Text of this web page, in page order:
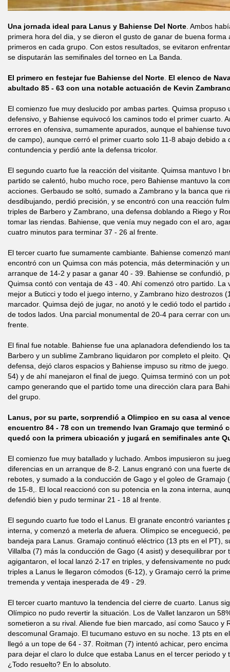
Una jornada ideal para Lanus y Bahiense Del Norte . Ambos
primera hora del dia, y se dieron el gusto de ganar de buena forma
primeros en cada grupo. Con estos resultados, se evitaron
se disputarán las semifinales del torneo en La Banda.
El primero en festejar fue Bahiense del Norte El elenco de
abultado 85 - 63 con una notable actuación de Kevin
El comienzo fue muy deslucido por ambas partes. Quimsa propuso
defensivo, y Bahiense equivocó los caminos todo el primer cuarto.
errores en ofensiva, sumamente apurados, aunque el bahiense
de campo), aunque cerró el primer cuarto solo 11-8 abajo debido a
contundencia y perdió ante la defensa tricolor.
El segundo cuarto fue la reacción del visitante. Quimsa mantuvo l
partido se calentó, hubo mucho roce, pero Bahiense mantuvo la
acciones. Gerbaudo se soltó, sumado a Zambrano y la banca que
desdibujando, perdió precisión, y se encontró con una reacción
triples de Barbero y Zambrano, una defensa doblando a Riego y
tomar las riendas. Bahiense, que venía muy negado con el aro,
cuatro minutos para terminar 37 - 26 al frente.
El tercer cuarto fue sumamente cambiante. Bahiense comenzó
encontró con un Quimsa con más potencia, más determinación y
arranque de 14-2 y pasar a ganar 40 - 39. Bahiense se confundió,
Quimsa contó con ventaja de 43 - 40. Ahí comenzó otro partido. La
mejor a Buticci y todo el juego interno, y Zambrano hizo destrozos
marcador. Quimsa dejó de jugar, no anotó y le cedió todo el
de todos lados. Una parcial monumental de 20-4 para cerrar con
frente.
El final fue notable. Bahiense fue una aplanadora defendiendo los
Barbero y un sublime Zambrano liquidaron por completo el pleito.
defensa, dejó claros espacios y Bahiense impuso su ritmo de
54) y de ahí manejaron el final de juego. Quimsa terminó con un
campo generando que el partido tome una dirección clara para
del grupo.
Lanus, por su parte, sorprendió a Olimpico en su casa al
encuentro 84 - 78 con un tremendo Ivan Gramajo que terminó
quedó con la primera ubicación y jugará en semifinales ante
El comienzo fue muy batallado y luchado. Ambos impusieron su
diferencias en un arranque de 8-2. Lanus engranó con una fuerte
rebotes, y sumado a la conducción de Gago y el goleo de Gramajo
de 15-8,. El local reaccionó con su potencia en la zona interna,
defendió bien y pudo terminar 21 - 18 al frente.
El segundo cuarto fue todo el Lanus. El granate encontró variantes
interna, y comenzó a meterla de afuera. Olímpico se encegueció,
bandeja para Lanus. Gramajo continuó eléctrico (13 pts en el PT),
Villalba (7) más la conducción de Gago (4 asist) y desequilibrar por
agigantaron, el local lanzó 2-17 en triples, y defensivamente no
triples a Lanus le llegaron cómodos (6-12), y Gramajo cerró la
tremenda y ventaja inesperada de 49 - 29.
El tercer cuarto mantuvo la tendencia del cierre de cuarto. Lanus
Olímpico no pudo revertir la situación. Los de Vallet lanzaron un
sometieron a su rival. Aliende fue bien marcado, así como Sauco y
descomunal Gramajo. El tucumano estuvo en su noche. 13 pts en
llegó a un tope de 64 - 37. Roitman (7) intentó achicar, pero
para dejar el claro lo dulce que estaba Lanus en el tercer periodo y
¿Todo resuelto? En lo absoluto.